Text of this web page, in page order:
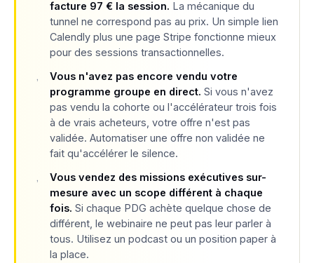
facture 97 € la session. La mécanique du
tunnel ne correspond pas au prix. Un simple lien
Calendly plus une page Stripe fonctionne mieux
pour des sessions transactionnelles.
Vous n'avez pas encore vendu votre
programme groupe en direct. Si vous n'avez
pas vendu la cohorte ou l'accélérateur trois fois
à de vrais acheteurs, votre offre n'est pas
validée. Automatiser une offre non validée ne
fait qu'accélérer le silence.
Vous vendez des missions exécutives sur-
mesure avec un scope différent à chaque
fois. Si chaque PDG achète quelque chose de
différent, le webinaire ne peut pas leur parler à
tous. Utilisez un podcast ou un position paper à
la place.